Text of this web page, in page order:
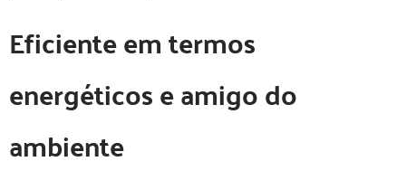
Eficiente em termos
energéticos e amigo do
ambiente